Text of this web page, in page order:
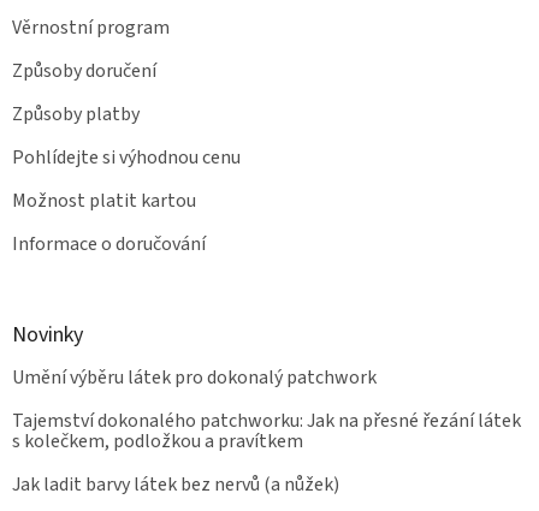
Věrnostní program
Způsoby doručení
Způsoby platby
Pohlídejte si výhodnou cenu
Možnost platit kartou
Informace o doručování
Novinky
Umění výběru látek pro dokonalý patchwork
Tajemství dokonalého patchworku: Jak na přesné řezání látek
s kolečkem, podložkou a pravítkem
Jak ladit barvy látek bez nervů (a nůžek)